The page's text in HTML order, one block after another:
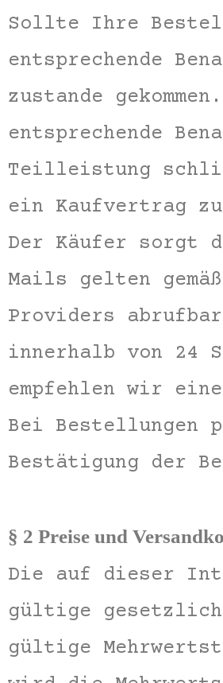
Sollte Ihre
entsprechende
zustande
entsprechende
Teilleistung
ein Kaufvertrag
Der Käufer sorgt
Mails gelten
Providers
innerhalb von 24
empfehlen wir
Bei Bestellungen
Bestätigung der
§ 2 Preise und
Die auf dieser
gültige
gültige